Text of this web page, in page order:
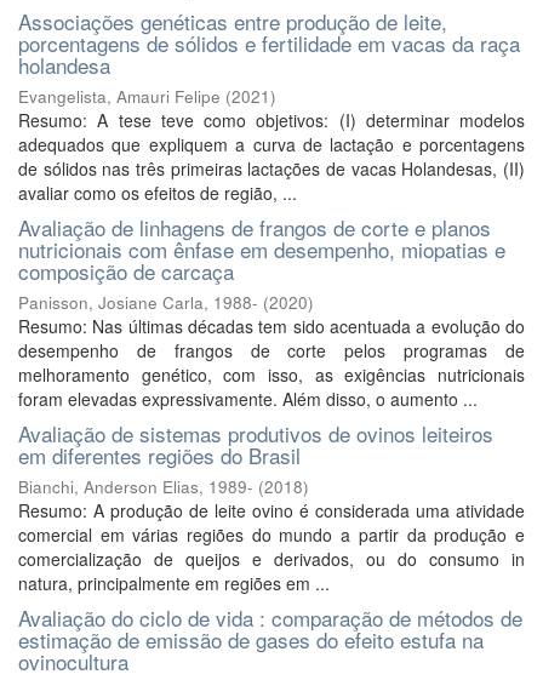
Associações genéticas entre produção de leite,
porcentagens de sólidos e fertilidade em vacas da raça
holandesa
Evangelista, Amauri Felipe (2021)
Resumo: A tese teve como objetivos: (I) determinar modelos
adequados que expliquem a curva de lactação e porcentagens
de sólidos nas três primeiras lactações de vacas Holandesas, (II)
avaliar como os efeitos de região, ...
Avaliação de linhagens de frangos de corte e planos
nutricionais com ênfase em desempenho, miopatias e
composição de carcaça
Panisson, Josiane Carla, 1988- (2020)
Resumo: Nas últimas décadas tem sido acentuada a evolução do
desempenho de frangos de corte pelos programas de
melhoramento genético, com isso, as exigências nutricionais
foram elevadas expressivamente. Além disso, o aumento ...
Avaliação de sistemas produtivos de ovinos leiteiros
em diferentes regiões do Brasil
Bianchi, Anderson Elias, 1989- (2018)
Resumo: A produção de leite ovino é considerada uma atividade
comercial em várias regiões do mundo a partir da produção e
comercialização de queijos e derivados, ou do consumo in
natura, principalmente em regiões em ...
Avaliação do ciclo de vida : comparação de métodos de
estimação de emissão de gases do efeito estufa na
ovinocultura